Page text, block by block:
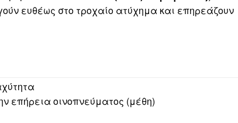
ευθέως στο τροχαίο ατύχημα και επηρεάζουν
επήρεια οινοπνεύματος (μέθη)